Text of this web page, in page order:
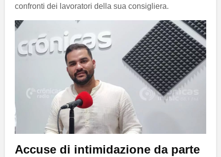
confronti dei lavoratori della sua consigliera.
Accuse di intimidazione da parte